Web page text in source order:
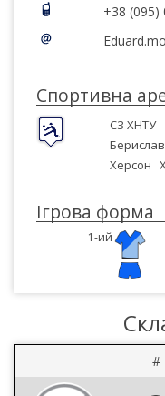
+38 (095)
Спортивна
СЗ ХНТУ
Херсон
Ігрова форма
1-ий
#